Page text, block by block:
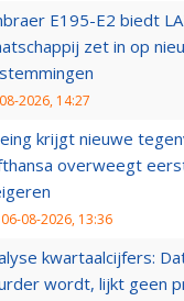
E195-E2 biedt
zet in op
2026, 14:27
krijgt nieuwe
overweegt
06-08-2026, 13:36
kwartaalcijfers:
wordt, lijkt geen